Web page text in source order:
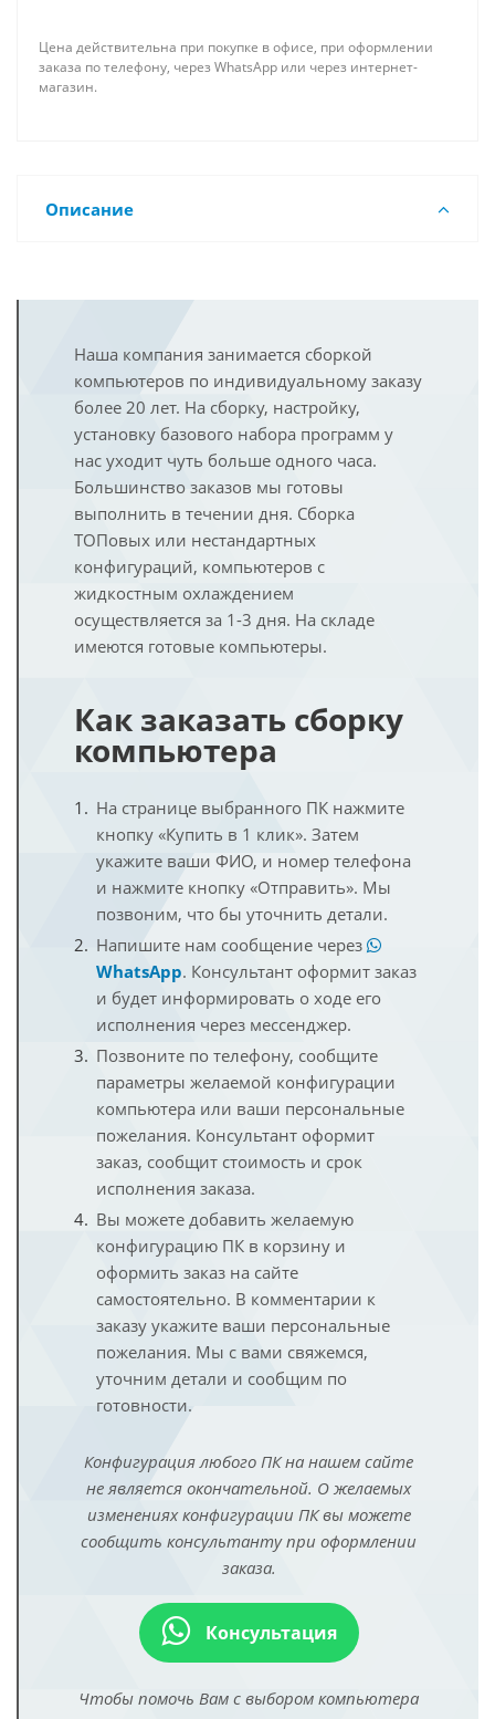
Цена действительна при покупке в офисе, при оформлении
заказа по телефону, через WhatsApp или через интернет-
магазин.
Описание
Наша компания занимается сборкой
компьютеров по индивидуальному заказу
более 20 лет. На сборку, настройку,
установку базового набора программ у
нас уходит чуть больше одного часа.
Большинство заказов мы готовы
выполнить в течении дня. Сборка
ТОПовых или нестандартных
конфигураций, компьютеров с
жидкостным охлаждением
осуществляется за 1-3 дня. На складе
имеются готовые компьютеры.
Как заказать сборку
компьютера
На странице выбранного ПК нажмите
кнопку «Купить в 1 клик». Затем
укажите ваши ФИО, и номер телефона
и нажмите кнопку «Отправить». Мы
позвоним, что бы уточнить детали.
Напишите нам сообщение через
WhatsApp. Консультант оформит заказ
и будет информировать о ходе его
исполнения через мессенджер.
Позвоните по телефону, сообщите
параметры желаемой конфигурации
компьютера или ваши персональные
пожелания. Консультант оформит
заказ, сообщит стоимость и срок
исполнения заказа.
Вы можете добавить желаемую
конфигурацию ПК в корзину и
оформить заказ на сайте
самостоятельно. В комментарии к
заказу укажите ваши персональные
пожелания. Мы с вами свяжемся,
уточним детали и сообщим по
готовности.
Конфигурация любого ПК на нашем сайте
не является окончательной. О желаемых
изменениях конфигурации ПК вы можете
сообщить консультанту при оформлении
заказа.
Консультация
Чтобы помочь Вам с выбором компьютера